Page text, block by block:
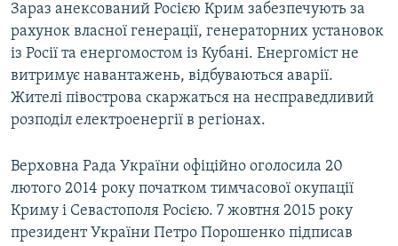
Зараз анексований Росією Крим забезпечують за
рахунок власної генерації, генераторних установок
із Росії та енергомостом із Кубані. Енергоміст не
витримує навантажень, відбуваються аварії.
Жителі півострова скаржаться на несправедливий
розподіл електроенергії в регіонах.
Верховна Рада України офіційно оголосила 20
лютого 2014 року початком тимчасової окупації
Криму і Севастополя Росією. 7 жовтня 2015 року
президент України Петро Порошенко підписав